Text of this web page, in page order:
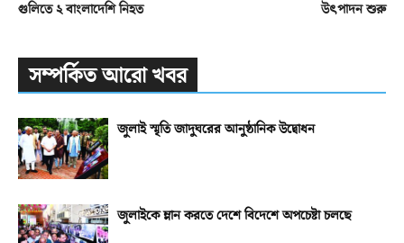
গুলিতে ২ বাংলাদেশি নিহত উৎপাদন শুরু
সম্পর্কিত আরো খবর
জুলাই স্মৃতি জাদুঘরের আনুষ্ঠানিক উদ্বোধন
জুলাইকে ম্লান করতে দেশে বিদেশে অপচেষ্টা চলছে